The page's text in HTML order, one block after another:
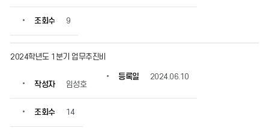
조회수 9
2024학년도 1분기 업무추진비
작성자 임성호
등록일 2024.06.10
조회수 14